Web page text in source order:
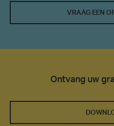
VRAAG EEN
Ontvang uw